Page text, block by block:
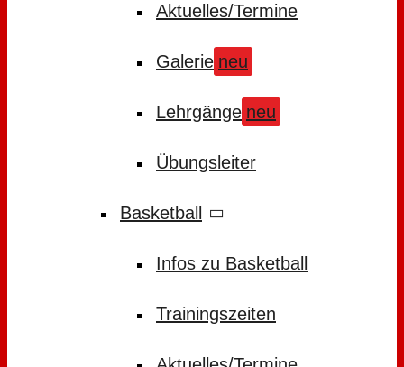
Aktuelles/Termine
Galerie neu
Lehrgänge neu
Übungsleiter
Basketball
Infos zu Basketball
Trainingszeiten